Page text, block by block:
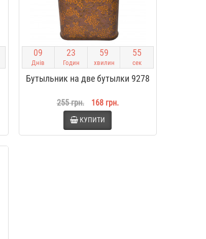
09
Днів
23
Годин
59
хвилин
54
сек
Бутыльник на две бутылки 9278
255 грн. 168 грн.
КУПИТИ